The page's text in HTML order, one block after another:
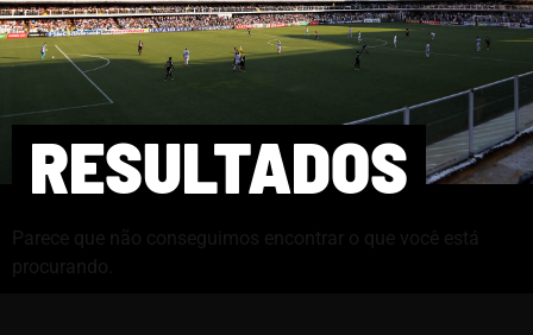
RESULTADOS
Parece que não conseguimos encontrar o que você está
procurando.